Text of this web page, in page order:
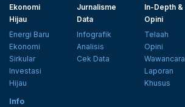
Ekonomi
Hijau
Energi Baru
Ekonomi
Sirkular
Investasi
Hijau
Jurnalisme
Data
Infografik
Analisis
Cek Data
In-Depth &
Opini
Telaah
Opini
Wawancara
Laporan
Khusus
Info